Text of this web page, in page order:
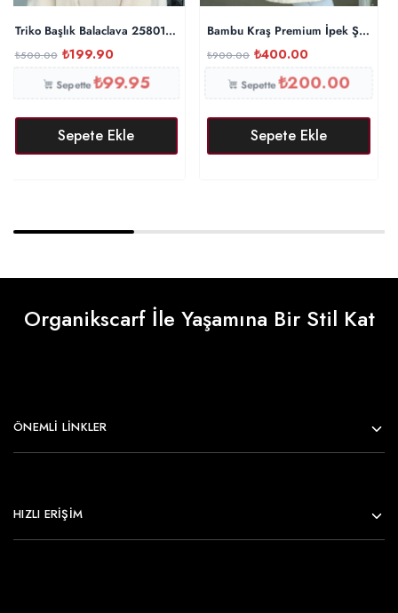
Triko Başlık Balaclava 25801 – Taş
₺500.00 ₺199.90
Sepette₺99.95
Sepete Ekle
Bambu Kraş Premium İpek Şal –
₺900.00 ₺400.00
Sepette₺200.00
Sepete Ekle
Organikscarf İle Yaşamına Bir Stil Kat
ÖNEMLI LINKLER
HIZLI ERİŞİM